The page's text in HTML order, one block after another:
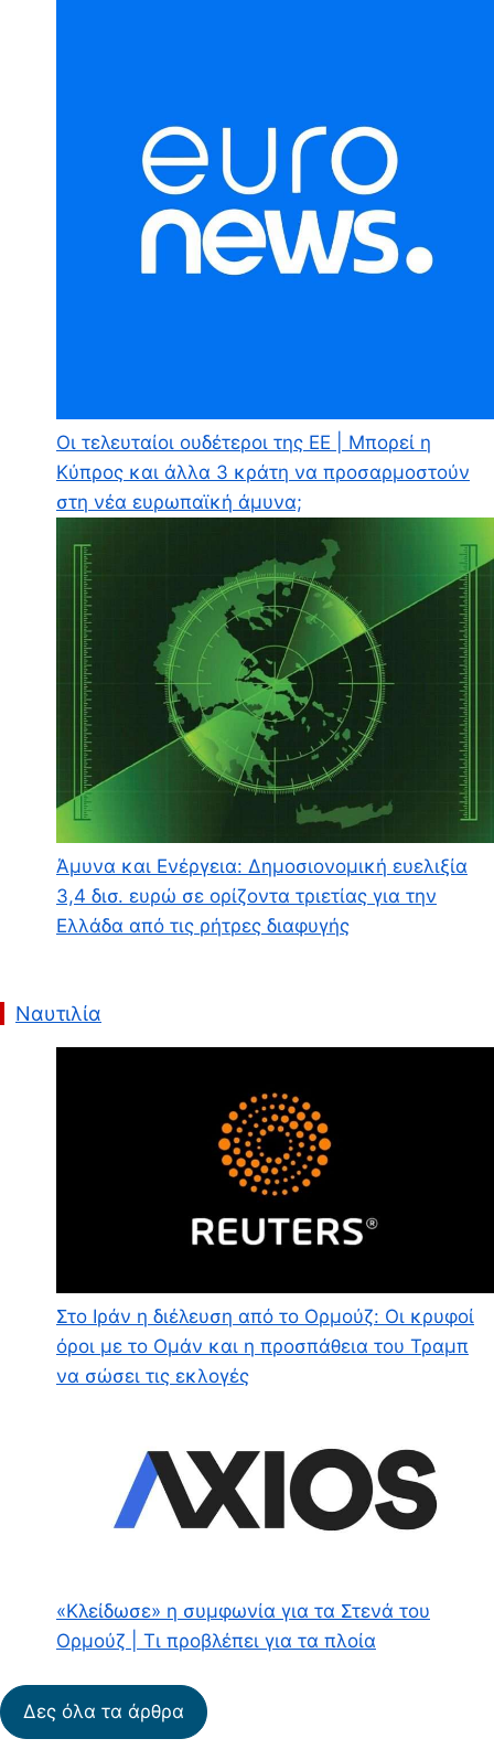
Οι τελευταίοι ουδέτεροι της ΕΕ | Μπορεί η
Κύπρος και άλλα 3 κράτη να προσαρμοστούν
στη νέα ευρωπαϊκή άμυνα;
Άμυνα και Ενέργεια: Δημοσιονομική ευελιξία
3,4 δισ. ευρώ σε ορίζοντα τριετίας για την
Ελλάδα από τις ρήτρες διαφυγής
Ναυτιλία
Στο Ιράν η διέλευση από το Ορμούζ: Οι κρυφοί
όροι με το Ομάν και η προσπάθεια του Τραμπ
να σώσει τις εκλογές
«Κλείδωσε» η συμφωνία για τα Στενά του
Ορμούζ | Τι προβλέπει για τα πλοία
Δες όλα τα άρθρα